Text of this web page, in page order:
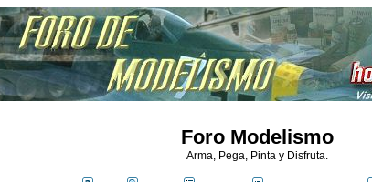
Foro Modelismo
Arma, Pega, Pinta y Disfruta.